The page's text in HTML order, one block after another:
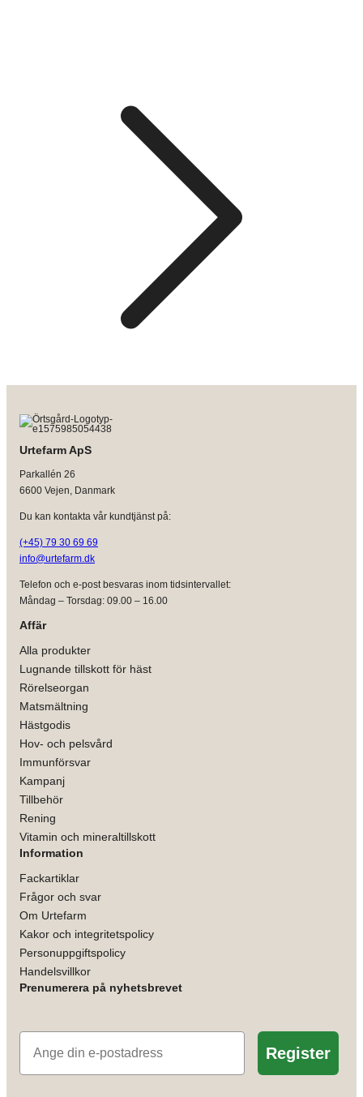
Urtefarm ApS
Parkallén 26
6600 Vejen, Danmark
Du kan kontakta vår kundtjänst på:
(+45) 79 30 69 69
info@urtefarm.dk
Telefon och e-post besvaras inom tidsintervallet:
Måndag – Torsdag: 09.00 – 16.00
Affär
Alla produkter
Lugnande tillskott för häst
Rörelseorgan
Matsmältning
Hästgodis
Hov- och pelsvård
Immunförsvar
Kampanj
Tillbehör
Rening
Vitamin och mineraltillskott
Information
Fackartiklar
Frågor och svar
Om Urtefarm
Kakor och integritetspolicy
Personuppgiftspolicy
Handelsvillkor
Prenumerera på nyhetsbrevet
E-post
Register